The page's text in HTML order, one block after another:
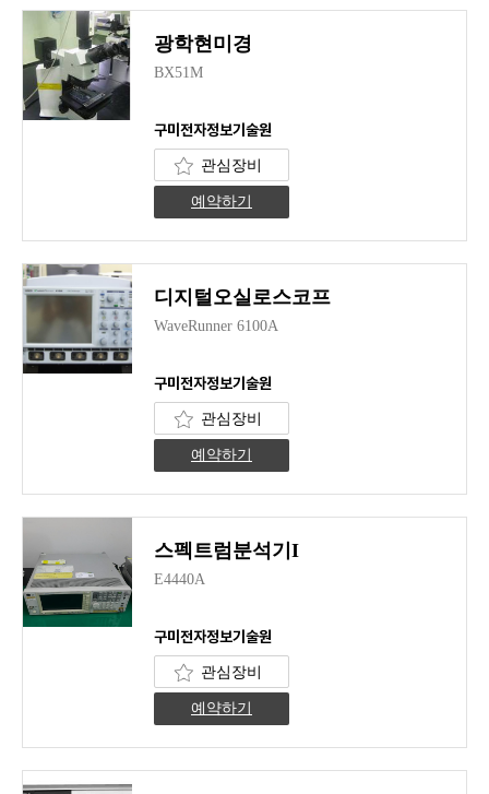
광학현미경
BX51M
구미전자정보기술원
관심장비
예약하기
디지털오실로스코프
WaveRunner 6100A
구미전자정보기술원
관심장비
예약하기
스펙트럼분석기I
E4440A
구미전자정보기술원
관심장비
예약하기